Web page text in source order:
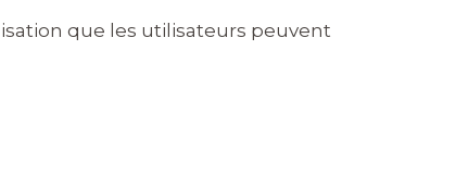
que les utilisateurs peuvent